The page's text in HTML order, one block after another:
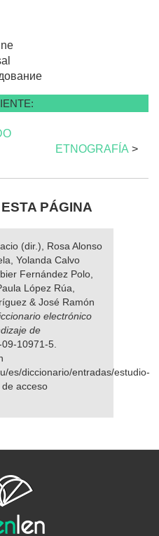
ETNOGRAFÍA >
PÁGINA
(dir.), Rosa Alonso
Yolanda Calvo
Fernández Polo,
López Rúa,
& José Ramón
electrónico
de
10971-5.
es/diccionario/entradas/estudio-
acceso